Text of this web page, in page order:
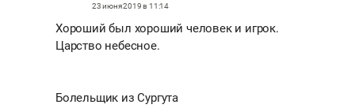
23 июня 2019 в 11:14
Хороший был хороший человек и игрок.
Царство небесное.
Болельщик из Сургута